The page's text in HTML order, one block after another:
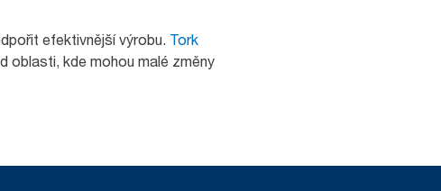
efektivnější výrobu. Tork
oblasti, kde mohou malé změny